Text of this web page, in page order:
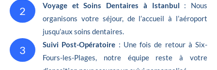
2 Voyage et Soins Dentaires à Istanbul : Nous
organisons votre séjour, de l’accueil à l’aéroport
jusqu’aux soins dentaires.
3 Suivi Post-Opératoire : Une fois de retour à Six-
Fours-les-Plages, notre équipe reste à votre